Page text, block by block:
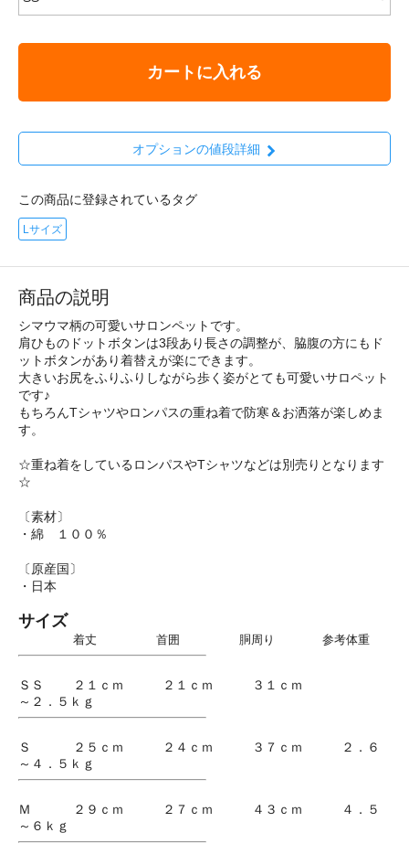
カートに入れる
オプションの値段詳細
この商品に登録されているタグ
Lサイズ
商品の説明
シマウマ柄の可愛いサロンペットです。
肩ひものドットボタンは3段あり長さの調整が、脇腹の方にもド
ットボタンがあり着替えが楽にできます。
大きいお尻をふりふりしながら歩く姿がとても可愛いサロペット
です♪
もちろんTシャツやロンパスの重ね着で防寒＆お洒落が楽しめま
す。
☆重ね着をしているロンパスやTシャツなどは別売りとなります
☆
〔素材〕
・綿 １００％
〔原産国〕
・日本
サイズ
着丈 首囲 胴周り 参考体重
ＳＳ ２１ｃｍ ２１ｃｍ ３１ｃｍ
～２．５ｋｇ
Ｓ ２５ｃｍ ２４ｃｍ ３７ｃｍ ２．６
～４．５ｋｇ
Ｍ ２９ｃｍ ２７ｃｍ ４３ｃｍ ４．５
～６ｋｇ